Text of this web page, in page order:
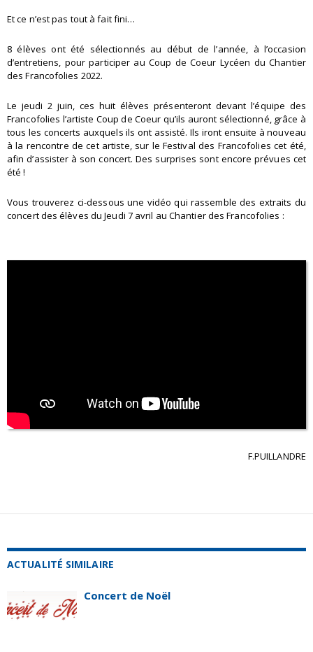
Et ce n’est pas tout à fait fini…
8 élèves ont été sélectionnés au début de l’année, à l’occasion
d’entretiens, pour participer au Coup de Coeur Lycéen du Chantier
des Francofolies 2022.
Le jeudi 2 juin, ces huit élèves présenteront devant l’équipe des
Francofolies l’artiste Coup de Coeur qu’ils auront sélectionné, grâce à
tous les concerts auxquels ils ont assisté. Ils iront ensuite à nouveau
à la rencontre de cet artiste, sur le Festival des Francofolies cet été,
afin d’assister à son concert. Des surprises sont encore prévues cet
été !
Vous trouverez ci-dessous une vidéo qui rassemble des extraits du
concert des élèves du Jeudi 7 avril au Chantier des Francofolies :
F.PUILLANDRE
ACTUALITÉ SIMILAIRE
Concert de Noël